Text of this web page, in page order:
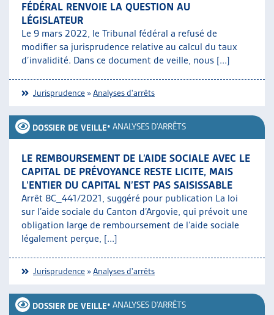
FÉDÉRAL RENVOIE LA QUESTION AU
LÉGISLATEUR
Le 9 mars 2022, le Tribunal fédéral a refusé de
modifier sa jurisprudence relative au calcul du taux
d’invalidité. Dans ce document de veille, nous [...]
Jurisprudence »Analyses d'arrêts
DOSSIER DE VEILLE• ANALYSES D'ARRÊTS
LE REMBOURSEMENT DE L’AIDE SOCIALE AVEC LE
CAPITAL DE PRÉVOYANCE RESTE LICITE, MAIS
L’ENTIER DU CAPITAL N’EST PAS SAISISSABLE
Arrêt 8C_441/2021, suggéré pour publication La loi
sur l’aide sociale du Canton d’Argovie, qui prévoit une
obligation large de remboursement de l’aide sociale
légalement perçue, [...]
Jurisprudence »Analyses d'arrêts
DOSSIER DE VEILLE• ANALYSES D'ARRÊTS